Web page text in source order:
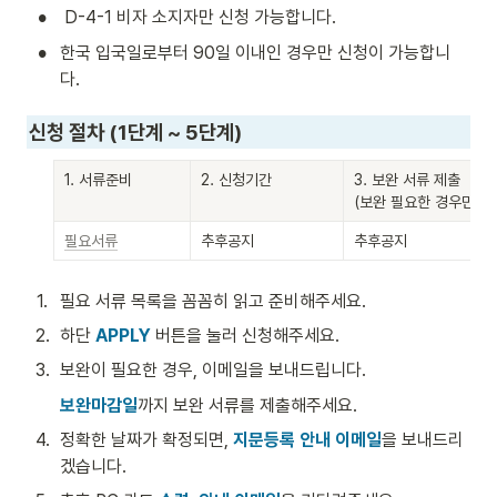
• D-4-1 비자 소지자만 신청 가능합니다.
•
한국 입국일로부터 90일 이내인 경우만 신청이 가능합니
다.
신청 절차 (1단계 ~ 5단계)
1. 서류준비 2. 신청기간
3. 보완 서류 제출
(보완 필요한 경우만)
필요서류 추후공지 추후공지
1.
필요 서류 목록을 꼼꼼히 읽고 준비해주세요.
2. 하단 APPLY 버튼을 눌러 신청해주세요.
3. 보완이 필요한 경우, 이메일을 보내드립니다.
보완마감일까지 보완 서류를 제출해주세요.
4. 정확한 날짜가 확정되면, 지문등록 안내 이메일을 보내드리
겠습니다.